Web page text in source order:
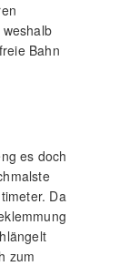
Bahn
es doch
Da
zum